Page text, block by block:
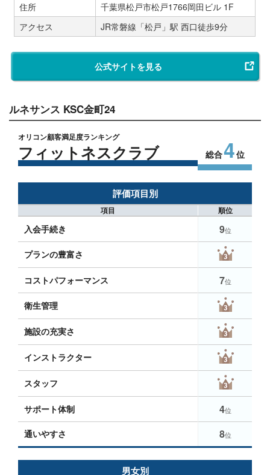
住所
千葉県松戸市松戸1766岡田ビル 1F
アクセス
JR常磐線「松戸」駅 西口徒歩9分
公式サイトを見る
ルネサンス KSC金町24
オリコン顧客満足度ランキング
フィットネスクラブ 総合4位
評価項目別
項目 順位
入会手続き 9位
プランの豊富さ
コストパフォーマンス 7位
衛生管理
施設の充実さ
インストラクター
スタッフ
サポート体制 4位
通いやすさ 8位
男女別